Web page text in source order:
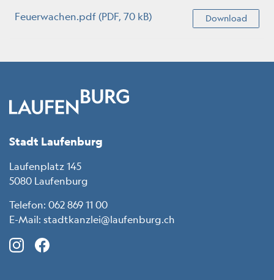
Feuerwachen.pdf (PDF, 70 kB) Download
Stadt Laufenburg
Laufenplatz 145
5080 Laufenburg
Telefon: 062 869 11 00
E-Mail: stadtkanzlei@laufenburg.ch
Instagram (icon: c-instagram)